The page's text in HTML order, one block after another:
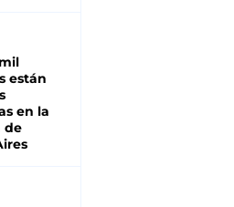
están
en la
de